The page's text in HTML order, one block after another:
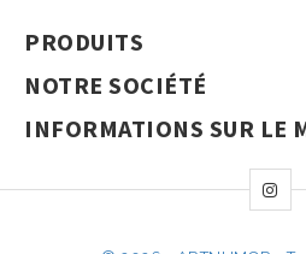
PRODUITS
NOTRE SOCIÉTÉ
INFORMATIONS SUR LE